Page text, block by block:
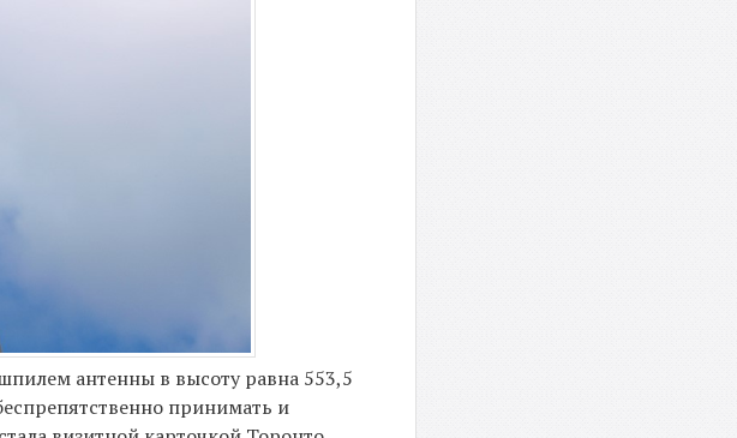
антенны в высоту равна 553,5
принимать и